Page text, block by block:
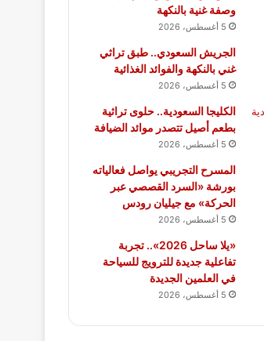
وصفة غنية بالنكهة
5 أغسطس، 2026
الجريش السعودي.. طبق تراثي
غني بالنكهة والفوائد الغذائية
5 أغسطس، 2026
الكليجا السعودية.. حلوى تراثية
بطعم أصيل تتصدر موائد الضيافة
5 أغسطس، 2026
المسرح التجريبي يواصل فعالياته
بورشة «السرد القصصي عبر
الحركة» مع جيليان رودس
5 أغسطس، 2026
«يلا ساحل 2026».. تجربة
تفاعلية جديدة للترويج للسياحة
في العلمين الجديدة
5 أغسطس، 2026